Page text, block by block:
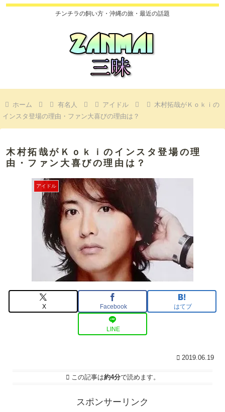
チンチラの飼い方・沖縄の旅・最近の話題
ホーム 有名人 アイドル
木村拓哉がＫｏｋｉの
インスタ登場の理由・ファン大喜びの理由は？
木村拓哉がＫｏｋｉのインスタ登場の理
由・ファン大喜びの理由は？
アイドル
X Facebook はてブ
LINE
2019.06.19
この記事は約4分で読めます。
スポンサーリンク